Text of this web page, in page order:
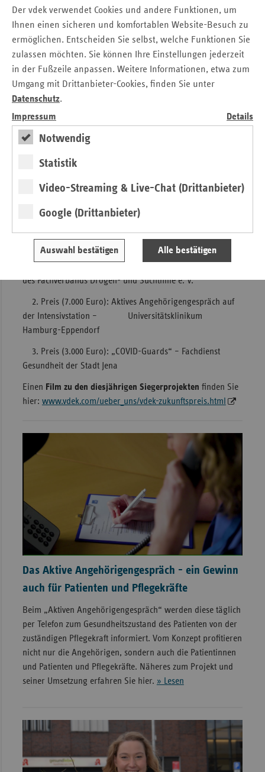
Der vdek verwendet Cookies und andere Funktionen, um
Ihnen einen sicheren und komfortablen Website-Besuch zu
ermöglichen. Entscheiden Sie selbst, welche Funktionen Sie
zulassen möchten. Sie können Ihre Einstellungen jederzeit
in der Fußzeile anpassen. Weitere Informationen, etwa zum
Umgang mit Drittanbieter-Cookies, finden Sie unter
Datenschutz.
Impressum
Details
Notwendig
Statistik
Video-Streaming & Live-Chat (Drittanbieter)
Google (Drittanbieter)
Auswahl bestätigen Alle bestätigen
Angehörigen und Patientinnen und Patienten
aufrechterhalten.
Wegen der pandemischen Lage konnte die Preisverleihung
leider nicht, wie geplant, im Rahmen einer Veranstaltung
in Berlin stattfinden. Kathrin Herbst, Leitern der vdek-
Landesvertretung Hamburg, übergab die Urkunde für den
2. Preis an Gunda Hans vor dem Haupteingang des
Universitätsklinikums Hamburg-Eppendorf. An der Ehrung
unter Corona-Bedingungen nahm auch Joachim Prölß teil,
Direktor für Patienten- und Pflegemanagement und
Vorstandsmitglied des UKE.
Die diesjährigen Preisträger
Gewonnen haben in diesem Jahr zwei Projekte aus
Thüringen und eines aus Hamburg:
1. Preis (10.000 Euro): App zur Unterstützung
des Fachverbands Drogen- und Suchthilfe e. V.
2. Preis (7.000 Euro): Aktives Angehörigengespräch auf
der Intensivstation – Universitätsklinikum
Hamburg-Eppendorf
3. Preis (3.000 Euro): „COVID-Guards“ – Fachdienst
Gesundheit der Stadt Jena
Einen Film zu den diesjährigen Siegerprojekten finden Sie
hier: www.vdek.com/ueber_uns/vdek-zukunftspreis.html
Das Aktive Angehörigengespräch - ein Gewinn
auch für Patienten und Pflegekräfte
Beim „Aktiven Angehörigengespräch“ werden diese täglich
per Telefon zum Gesundheitszustand des Patienten von der
zuständigen Pflegekraft informiert. Vom Konzept profitieren
nicht nur die Angehörigen, sondern auch die Patientinnen
und Patienten und Pflegekräfte. Näheres zum Projekt und
seiner Umsetzung erfahren Sie hier. » Lesen